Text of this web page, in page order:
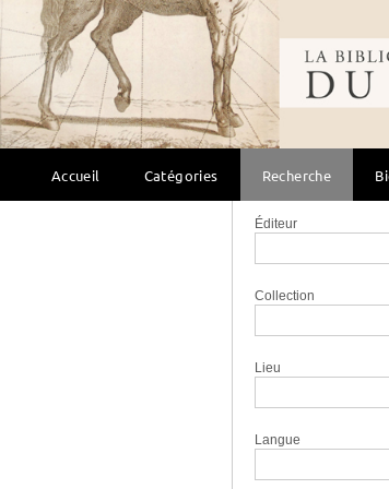
Bibliothèque
Accueil Catégories Recherche
Sujet
Auteur
Éditeur
Collection
Lieu
Langue